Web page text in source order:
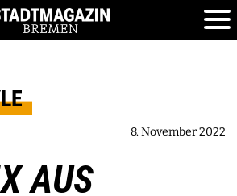
8. November 2022
AUS